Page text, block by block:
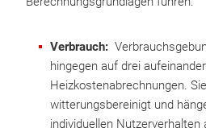
Verbrauch:
hingegen auf drei
Heizkostenabrechnungen.
witterungsbereinigt und
individuellen Nutzerverhalten